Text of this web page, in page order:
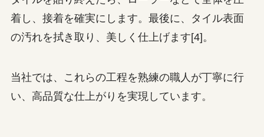
着し、接着を確実にします。最後に、タイル表面
の汚れを拭き取り、美しく仕上げます[4]。
当社では、これらの工程を熟練の職人が丁寧に行
い、高品質な仕上がりを実現しています。